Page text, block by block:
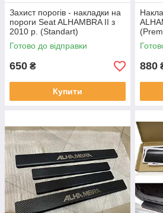
Захист порогів - накладки на
пороги Seat ALHAMBRA II з
2010 р. (Standart)
Готово до відправки
650 ₴
Купити
880